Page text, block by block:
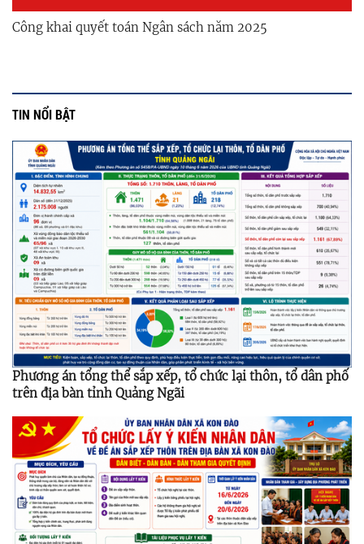
Công khai quyết toán Ngân sách năm 2025
TIN NỔI BẬT
Phương án tổng thể sắp xếp, tổ chức lại thôn, tổ dân phố
trên địa bàn tỉnh Quảng Ngãi